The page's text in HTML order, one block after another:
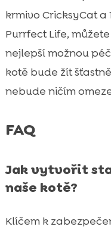
krmivo CricksyCat a
Purrfect Life,
nejlepší možnou
kotě bude žít
nebude ničím
FAQ
Jak vytvořit
naše kotě?
Klíčem k